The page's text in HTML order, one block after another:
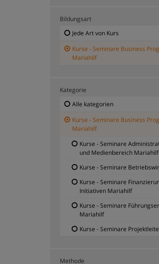
Bildungsart
Jede Art von Kurs
Kurse - Seminare Business
Mariahilf
Kategorie
Alle kategorien
Kurse - Seminare Business
Mariahilf
Kurse - Seminare
und Medienbereich Mariahilf
Kurse - Seminare
Kurse - Seminare
Initiativen Mariahilf
Kurse - Seminare
Mariahilf
Kurse - Seminare
Methode